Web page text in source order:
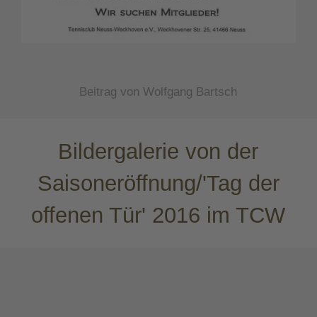
Beitrag von Wolfgang Bartsch
Bildergalerie von der
Saisoneröffnung/'Tag der
offenen Tür' 2016 im TCW